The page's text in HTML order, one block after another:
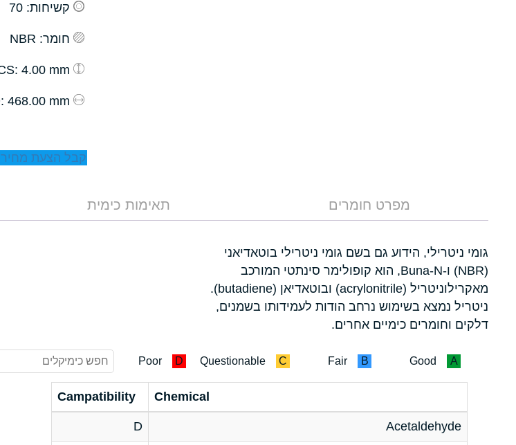
קשיחות: 70
חומר: NBR
: 4.00 mm
: 468.00 mm
קבל הצעת מחיר
מפרט חומרים תאימות כימית
גומי ניטרילי, הידוע גם בשם גומי ניטרילי בוטאדיאני
(NBR) ו-Buna-N, הוא קופולימר סינתטי המורכב
מאקרילוניטריל (acrylonitrile) ובוטאדיאן (butadiene).
ניטריל נמצא בשימוש נרחב הודות לעמידותו בשמנים,
דלקים וחומרים כימיים אחרים.
A
Good
B
Fair
C
Questionable
D
Poor
Chemical
Campatibility
Acetaldehyde
D